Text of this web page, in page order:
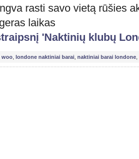
rasti savo vietą rūšies
laikas
'Naktinių klubų
woo londone naktiniai barai naktiniai barai londone